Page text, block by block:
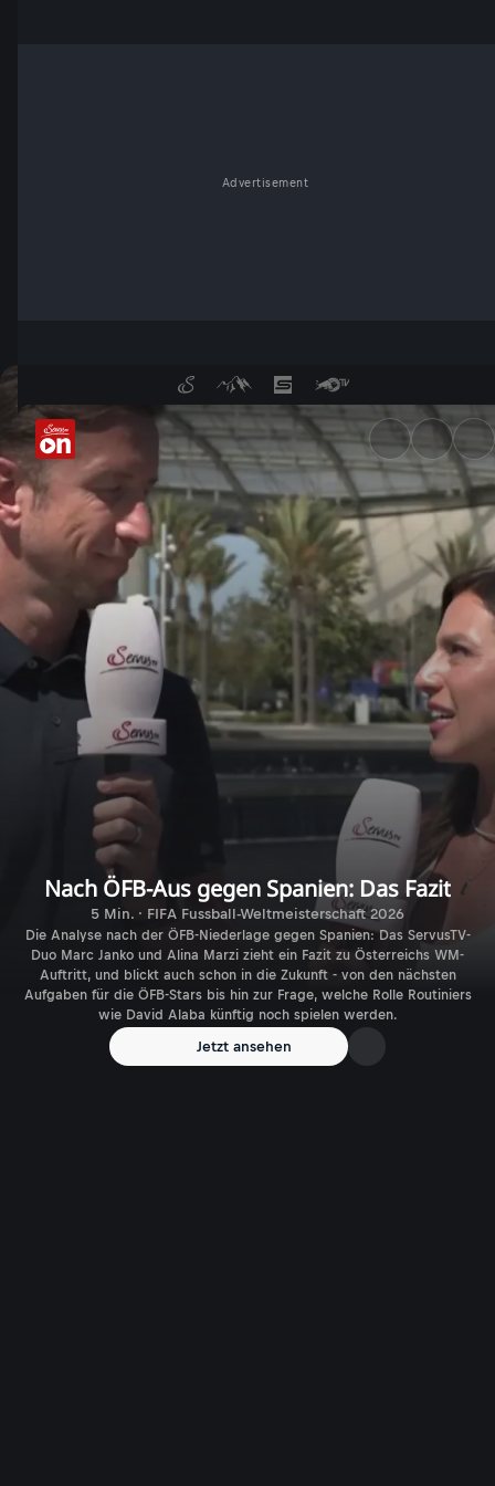
Advertisement
Nach ÖFB-Aus gegen
Nach ÖFB-Aus gegen Spanien: Das Fazit
5 Min. · FIFA Fussball-Weltmeisterschaft 2026
Die Analyse nach der ÖFB-Niederlage gegen Spanien: Das ServusTV-
Duo Marc Janko und Alina Marzi zieht ein Fazit zu Österreichs WM-
Auftritt, und blickt auch schon in die Zukunft - von den nächsten
Aufgaben für die ÖFB-Stars bis hin zur Frage, welche Rolle Routiniers
wie David Alaba künftig noch spielen werden.
Jetzt ansehen